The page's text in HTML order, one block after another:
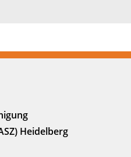
Heidelberg